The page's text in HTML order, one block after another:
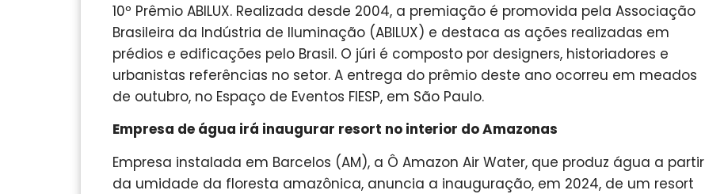
10º Prêmio ABILUX. Realizada desde 2004, a premiação é promovida pela Associação
Brasileira da Indústria de Iluminação (ABILUX) e destaca as ações realizadas em
prédios e edificações pelo Brasil. O júri é composto por designers, historiadores e
urbanistas referências no setor. A entrega do prêmio deste ano ocorreu em meados
de outubro, no Espaço de Eventos FIESP, em São Paulo.
Empresa de água irá inaugurar resort no interior do Amazonas
Empresa instalada em Barcelos (AM), a Ô Amazon Air Water, que produz água a partir
da umidade da floresta amazônica, anuncia a inauguração, em 2024, de um resort